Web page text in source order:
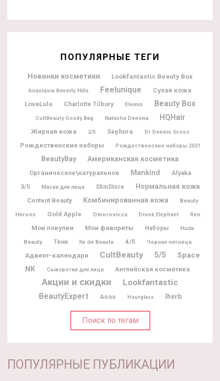
ПОПУЛЯРНЫЕ ТЕГИ
Новинки косметики Lookfantastic Beauty Box
Anastasia Beverly Hills Feelunique
Сухая кожа
LoveLula
Charlotte Tilbury Elemis Beauty Box
CultBeauty Goody Bag Natasha Denona HQHair
Жирная кожа 2/5 Sephora Dr Dennis Gross
Рождественские наборы Рождественские наборы 2021
BeautyBay Американская косметика
Органическое\натуральное Mankind
Alyaka
3/5
Маска для лица SkinStore Нормальная кожа
Content Beauty Комбинированная кожа
Beauty
Heroes
Gold Apple Omorovicza Drunk Elephant Ren
Мои покупки Мои фавориты Наборы
Huda
Beauty
Тени Ile de Beaute 4/5 Черная пятница
Адвент-календари CultBeauty 5/5
Space
NK
Сыворотка для лица Английская косметика
Акции и скидки Lookfantastic
BeautyExpert Asos Hourglass Iherb
Поиск по тегам
ПОПУЛЯРНЫЕ ПУБЛИКАЦИИ